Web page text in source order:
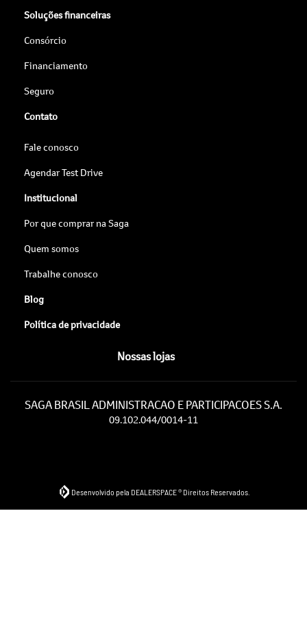
Soluções financeiras
Consórcio
Financiamento
Seguro
Contato
Fale conosco
Agendar Test Drive
Institucional
Por que comprar na Saga
Quem somos
Trabalhe conosco
Blog
Política de privacidade
Nossas lojas
SAGA BRASIL ADMINISTRACAO E PARTICIPACOES S.A.
09.102.044/0014-11
Desenvolvido pela DEALERSPACE ® Direitos Reservados.